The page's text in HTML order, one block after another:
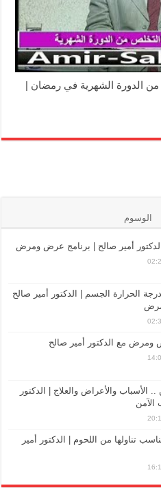
من الدورة الشهرية في رمضان |
الوسوم
الدكتور أمير صالح | برنامج عرض ومرض
الحرارة الجسم | الدكتور أمير صالح
ومرض مع الدكتور أمير صالح
.. الأسباب والأعراض والعلاج | الدكتور
الآمن
تناولها من اللحوم | الدكتور أمير